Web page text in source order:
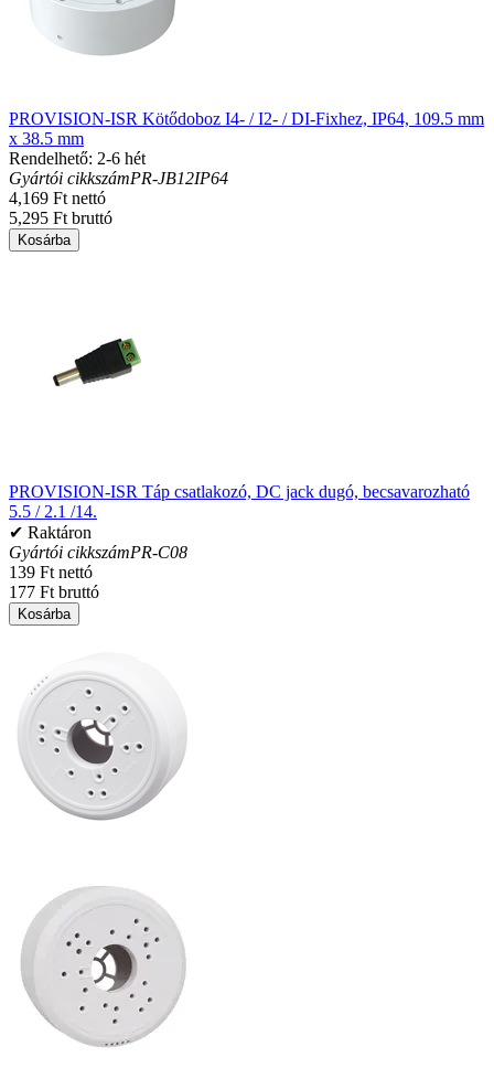
PROVISION-ISR Kötődoboz I4- / I2- / DI-Fixhez, IP64, 109.5 mm
x 38.5 mm
Rendelhető: 2-6 hét
Gyártói cikkszámPR-JB12IP64
4,169 Ft nettó
5,295 Ft bruttó
Kosárba
PROVISION-ISR Táp csatlakozó, DC jack dugó, becsavarozható
5.5 / 2.1 /14.
✔ Raktáron
Gyártói cikkszámPR-C08
139 Ft nettó
177 Ft bruttó
Kosárba